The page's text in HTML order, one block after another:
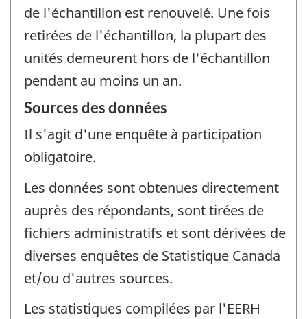
de l'échantillon est renouvelé. Une fois
retirées de l'échantillon, la plupart des
unités demeurent hors de l'échantillon
pendant au moins un an.
Sources des données
Il s'agit d'une enquête à participation
obligatoire.
Les données sont obtenues directement
auprès des répondants, sont tirées de
fichiers administratifs et sont dérivées de
diverses enquêtes de Statistique Canada
et/ou d'autres sources.
Les statistiques compilées par l'EERH